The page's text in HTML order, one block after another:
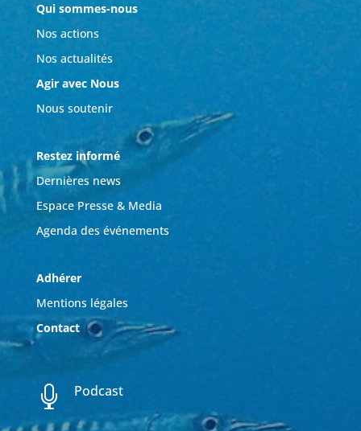
Qui sommes-nous
Nos actions
Nos actualités
Agir avec Nous
Nous soutenir
Restez informé
Dernières news
Espace Presse & Media
Agenda des événements
Adhérer
Mentions légales
Contact
 Podcast